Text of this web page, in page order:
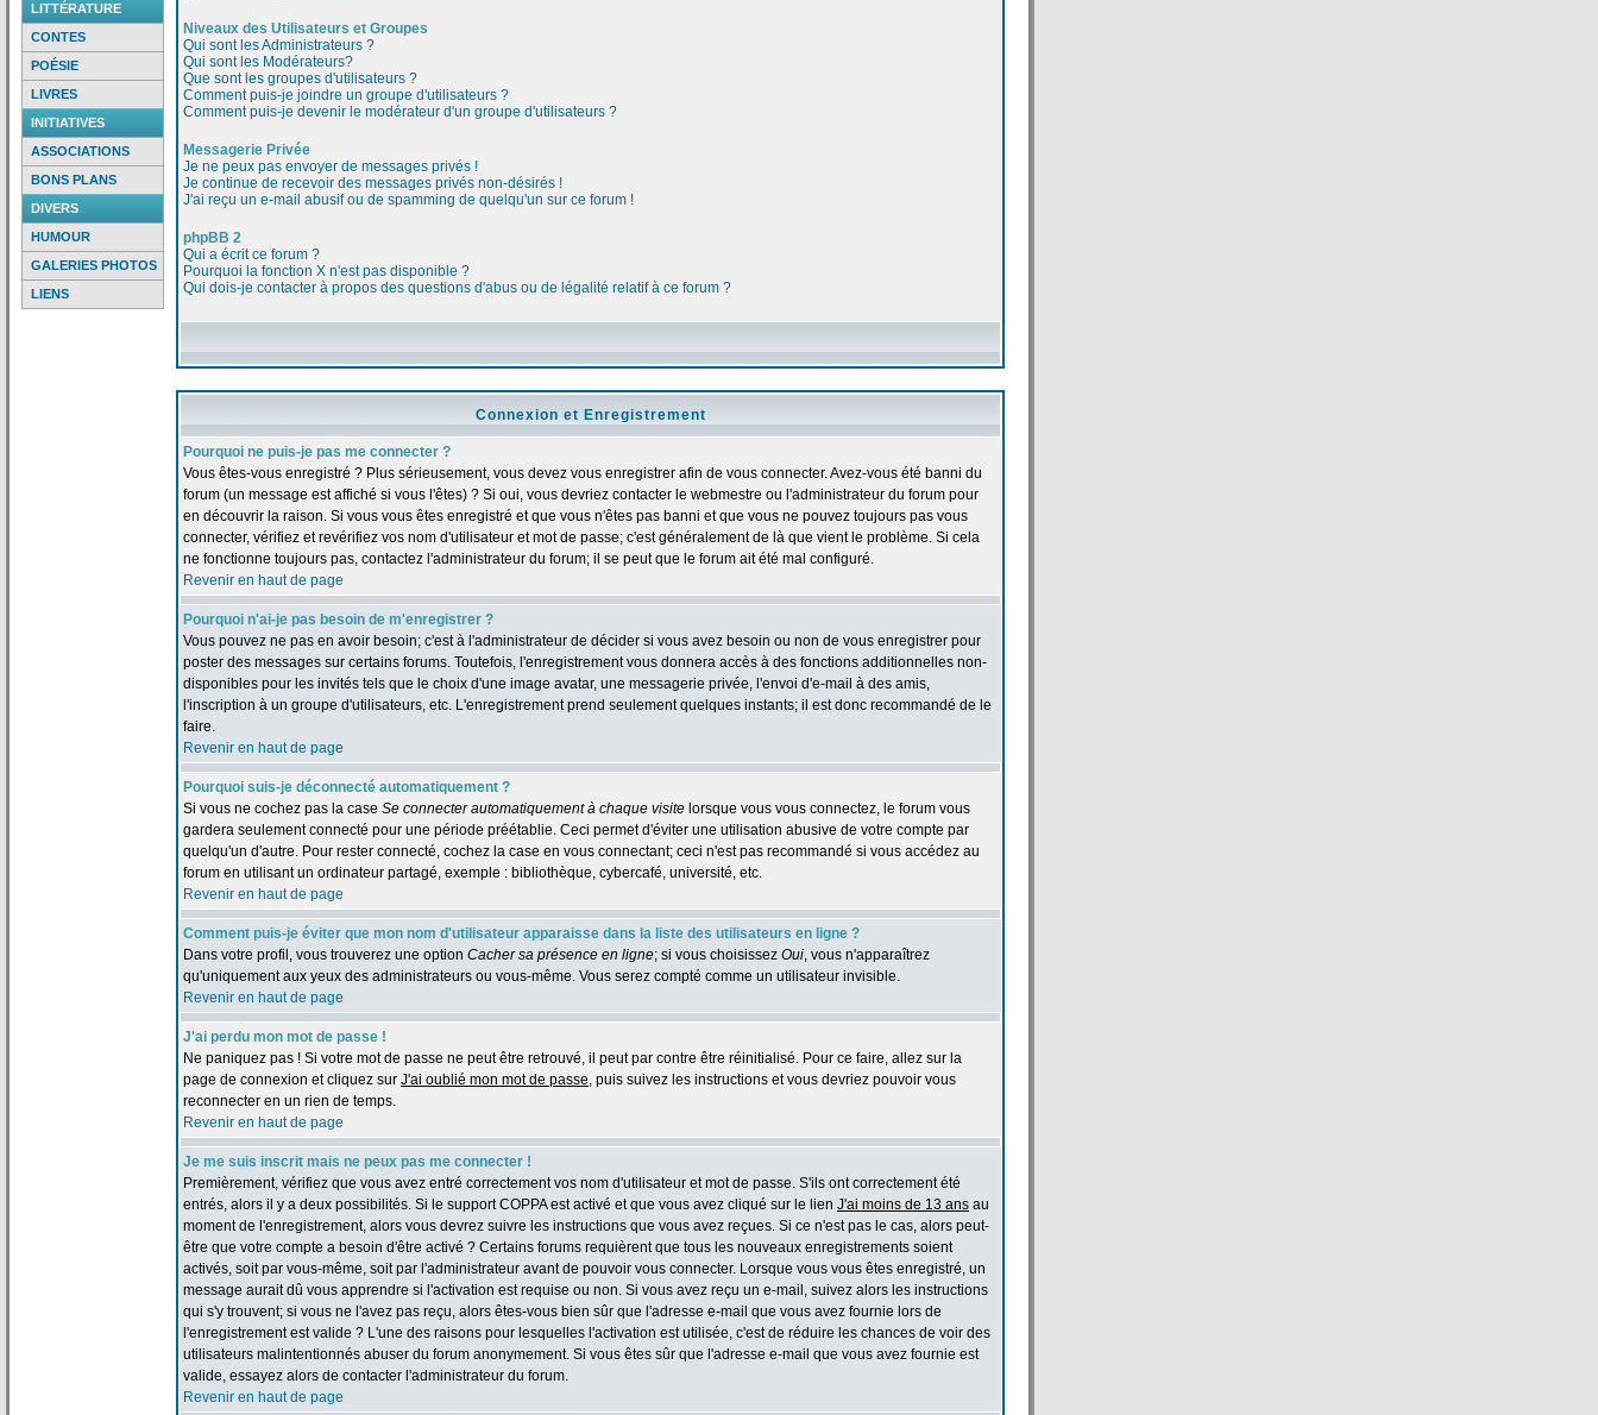
LITTÉRATURE
CONTES
POÉSIE
LIVRES
INITIATIVES
ASSOCIATIONS
BONS PLANS
DIVERS
HUMOUR
GALERIES PHOTOS
LIENS
Niveaux des Utilisateurs et Groupes
Qui sont les Administrateurs ?
Qui sont les Modérateurs?
Que sont les groupes d'utilisateurs ?
Comment puis-je joindre un groupe d'utilisateurs ?
Comment puis-je devenir le modérateur d'un groupe d'utilisateurs ?
Messagerie Privée
Je ne peux pas envoyer de messages privés !
Je continue de recevoir des messages privés non-désirés !
J'ai reçu un e-mail abusif ou de spamming de quelqu'un sur ce forum !
phpBB 2
Qui a écrit ce forum ?
Pourquoi la fonction X n'est pas disponible ?
Qui dois-je contacter à propos des questions d'abus ou de légalité relatif à ce forum ?
Connexion et Enregistrement
Pourquoi ne puis-je pas me connecter ?
Vous êtes-vous enregistré ? Plus sérieusement, vous devez vous enregistrer afin de vous connecter. Avez-vous été banni du
forum (un message est affiché si vous l'êtes) ? Si oui, vous devriez contacter le webmestre ou l'administrateur du forum pour
en découvrir la raison. Si vous vous êtes enregistré et que vous n'êtes pas banni et que vous ne pouvez toujours pas vous
connecter, vérifiez et revérifiez vos nom d'utilisateur et mot de passe; c'est généralement de là que vient le problème. Si cela
ne fonctionne toujours pas, contactez l'administrateur du forum; il se peut que le forum ait été mal configuré.
Revenir en haut de page
Pourquoi n'ai-je pas besoin de m'enregistrer ?
Vous pouvez ne pas en avoir besoin; c'est à l'administrateur de décider si vous avez besoin ou non de vous enregistrer pour
poster des messages sur certains forums. Toutefois, l'enregistrement vous donnera accès à des fonctions additionnelles non-
disponibles pour les invités tels que le choix d'une image avatar, une messagerie privée, l'envoi d'e-mail à des amis,
l'inscription à un groupe d'utilisateurs, etc. L'enregistrement prend seulement quelques instants; il est donc recommandé de le
faire.
Revenir en haut de page
Pourquoi suis-je déconnecté automatiquement ?
Si vous ne cochez pas la case Se connecter automatiquement à chaque visite lorsque vous vous connectez, le forum vous
gardera seulement connecté pour une période préétablie. Ceci permet d'éviter une utilisation abusive de votre compte par
quelqu'un d'autre. Pour rester connecté, cochez la case en vous connectant; ceci n'est pas recommandé si vous accédez au
forum en utilisant un ordinateur partagé, exemple : bibliothèque, cybercafé, université, etc.
Revenir en haut de page
Comment puis-je éviter que mon nom d'utilisateur apparaisse dans la liste des utilisateurs en ligne ?
Dans votre profil, vous trouverez une option Cacher sa présence en ligne; si vous choisissez Oui, vous n'apparaîtrez
qu'uniquement aux yeux des administrateurs ou vous-même. Vous serez compté comme un utilisateur invisible.
Revenir en haut de page
J'ai perdu mon mot de passe !
Ne paniquez pas ! Si votre mot de passe ne peut être retrouvé, il peut par contre être réinitialisé. Pour ce faire, allez sur la
page de connexion et cliquez sur J'ai oublié mon mot de passe, puis suivez les instructions et vous devriez pouvoir vous
reconnecter en un rien de temps.
Revenir en haut de page
Je me suis inscrit mais ne peux pas me connecter !
Premièrement, vérifiez que vous avez entré correctement vos nom d'utilisateur et mot de passe. S'ils ont correctement été
entrés, alors il y a deux possibilités. Si le support COPPA est activé et que vous avez cliqué sur le lien J'ai moins de 13 ans au
moment de l'enregistrement, alors vous devrez suivre les instructions que vous avez reçues. Si ce n'est pas le cas, alors peut-
être que votre compte a besoin d'être activé ? Certains forums requièrent que tous les nouveaux enregistrements soient
activés, soit par vous-même, soit par l'administrateur avant de pouvoir vous connecter. Lorsque vous vous êtes enregistré, un
message aurait dû vous apprendre si l'activation est requise ou non. Si vous avez reçu un e-mail, suivez alors les instructions
qui s'y trouvent; si vous ne l'avez pas reçu, alors êtes-vous bien sûr que l'adresse e-mail que vous avez fournie lors de
l'enregistrement est valide ? L'une des raisons pour lesquelles l'activation est utilisée, c'est de réduire les chances de voir des
utilisateurs malintentionnés abuser du forum anonymement. Si vous êtes sûr que l'adresse e-mail que vous avez fournie est
valide, essayez alors de contacter l'administrateur du forum.
Revenir en haut de page